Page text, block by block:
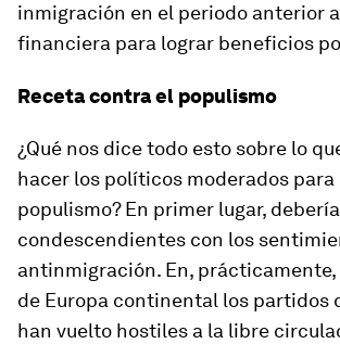
inmigración en el periodo anterior
financiera para lograr beneficios
Receta contra el populismo
¿Qué nos dice todo esto sobre lo
hacer los políticos moderados
populismo? En primer lugar,
condescendientes con los
antinmigración. En,
de Europa continental los partidos
han vuelto hostiles a la libre